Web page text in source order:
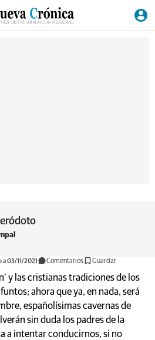
a 03/11/2021 Comentarios Guardar
y las cristianas tradiciones de los
ahora que ya, en nada, será
españolísimas cavernas de
sin duda los padres de la
a intentar conducirnos, si no